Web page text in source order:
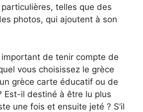
telles que des
photos, qui ajoutent à son
de tenir compte de
vous choisissez le grèce
grèce carte éducatif ou de
Est-il destiné à être lu plus
une fois et ensuite jeté ? S’il